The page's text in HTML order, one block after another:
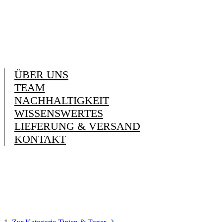
ÜBER UNS
TEAM
NACHHALTIGKEIT
WISSENSWERTES
LIEFERUNG & VERSAND
KONTAKT